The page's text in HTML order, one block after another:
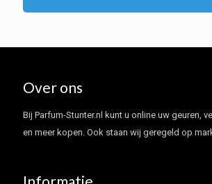
Over ons
Bij Parfum-Stunter.nl kunt u online uw geuren,
en meer kopen. Ook staan wij geregeld op